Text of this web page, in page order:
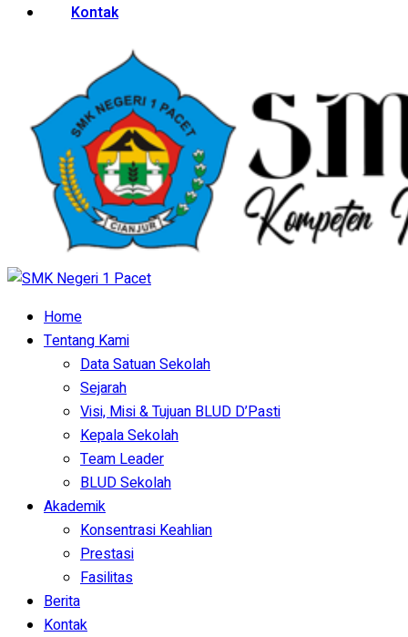
Kontak
Home
Tentang Kami
Data Satuan Sekolah
Sejarah
Visi, Misi & Tujuan BLUD D’Pasti
Kepala Sekolah
Team Leader
BLUD Sekolah
Akademik
Konsentrasi Keahlian
Prestasi
Fasilitas
Berita
Kontak